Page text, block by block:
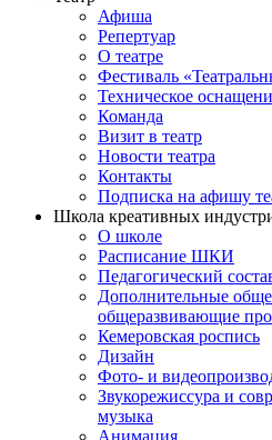
Афиша
Репертуар
О театре
Фестиваль
Техническое
Команда
Визит в театр
Новости театра
Контакты
Подписка на афишу
Школа креативных
О школе
Расписание ШКИ
Педагогический
Дополнительные
общеразвивающие
Кемеровская роспись
Дизайн
Фото- и
Звукорежиссура и
музыка
Анимация